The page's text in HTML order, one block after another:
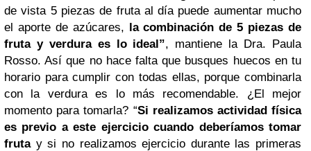
de vista 5 piezas de fruta al día puede aumentar mucho
el aporte de azúcares, la combinación de 5 piezas de
fruta y verdura es lo ideal”, mantiene la Dra. Paula
Rosso. Así que no hace falta que busques huecos en tu
horario para cumplir con todas ellas, porque combinarla
con la verdura es lo más recomendable. ¿El mejor
momento para tomarla? “Si realizamos actividad física
es previo a este ejercicio cuando deberíamos tomar
frutay si no realizamos ejercicio durante las primeras